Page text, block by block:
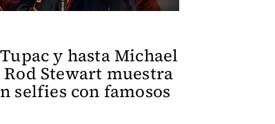
y hasta Michael
Rod Stewart muestra
selfies con famosos